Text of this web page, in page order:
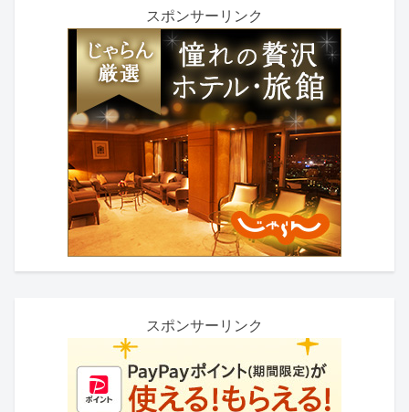
スポンサーリンク
スポンサーリンク